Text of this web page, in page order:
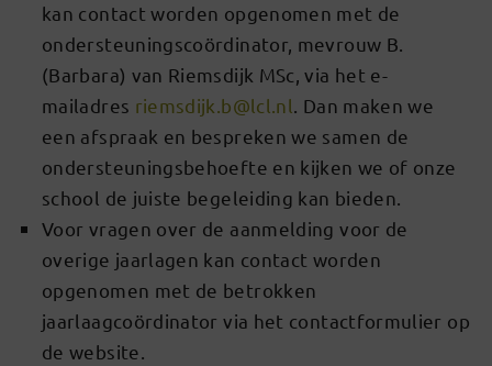
kan contact worden opgenomen met de
ondersteuningscoördinator, mevrouw B.
(Barbara) van Riemsdijk MSc, via het e-
mailadres riemsdijk.b@lcl.nl. Dan maken we
een afspraak en bespreken we samen de
ondersteuningsbehoefte en kijken we of onze
school de juiste begeleiding kan bieden.
Voor vragen over de aanmelding voor de
overige jaarlagen kan contact worden
opgenomen met de betrokken
jaarlaagcoördinator via het contactformulier op
de website.